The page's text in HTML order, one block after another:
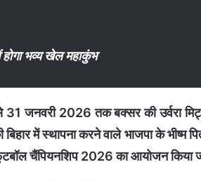
होगा भव्य खेल महाकुंभ
से 31 जनवरी 2026 तक बक्सर की उर्वरा
में स्थापना करने वाले भाजपा के भीष्म
चैंपियनशिप 2026 का आयोजन किया